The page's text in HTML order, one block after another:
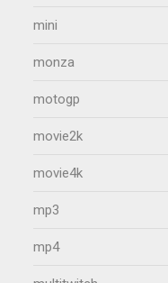
mini
monza
motogp
movie2k
movie4k
mp3
mp4